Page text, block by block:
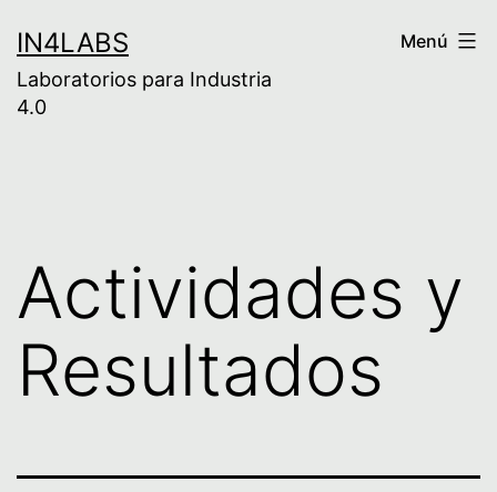
contenido
IN4LABS
Laboratorios para Industria
4.0
Menú
Actividades y
Resultados